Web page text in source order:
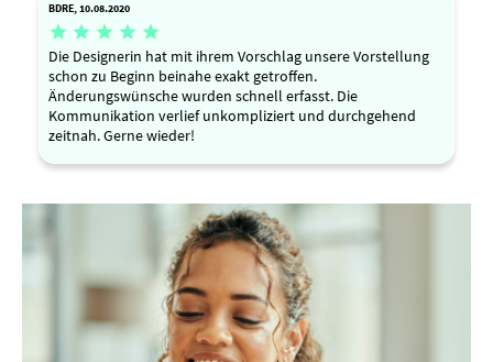
BDRE, 10.08.2020
    
Die Designerin hat mit ihrem Vorschlag unsere Vorstellung
schon zu Beginn beinahe exakt getroffen.
Änderungswünsche wurden schnell erfasst. Die
Kommunikation verlief unkompliziert und durchgehend
zeitnah. Gerne wieder!